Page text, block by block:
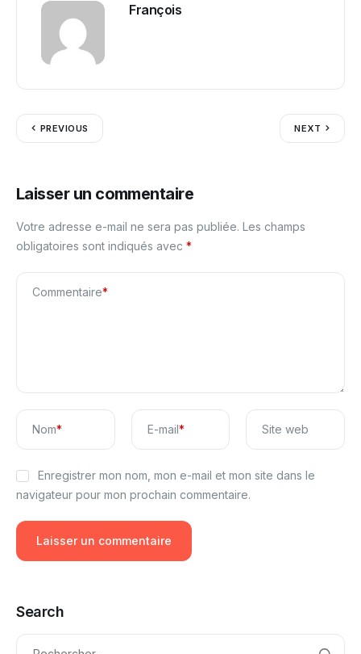
François
PREVIOUS NEXT
Laisser un commentaire
Votre adresse e-mail ne sera pas publiée. Les champs
obligatoires sont indiqués avec *
Commentaire*
Nom* E-mail* Site web
Enregistrer mon nom, mon e-mail et mon site dans le
navigateur pour mon prochain commentaire.
Search